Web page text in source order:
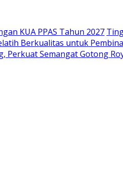
KUA PPAS Tahun 2027
Berkualitas untuk
Perkuat Semangat Gotong